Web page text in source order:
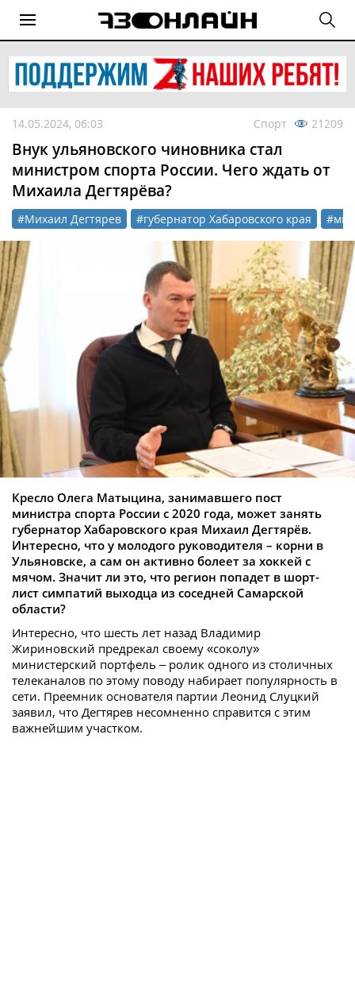
14.05.2024, 06:03 Спорт 21209
Внук ульяновского чиновника стал
министром спорта России. Чего ждать от
Михаила Дегтярёва?
#Михаил Дегтярев #губернатор Хабаровского края
Кресло Олега Матыцина, занимавшего пост
министра спорта России с 2020 года, может занять
губернатор Хабаровского края Михаил Дегтярёв.
Интересно, что у молодого руководителя – корни в
Ульяновске, а сам он активно болеет за хоккей с
мячом. Значит ли это, что регион попадет в шорт-
лист симпатий выходца из соседней Самарской
области?
Интересно, что шесть лет назад Владимир
Жириновский предрекал своему «соколу»
министерский портфель – ролик одного из столичных
телеканалов по этому поводу набирает популярность в
сети. Преемник основателя партии Леонид Слуцкий
заявил, что Дегтярев несомненно справится с этим
важнейшим участком.